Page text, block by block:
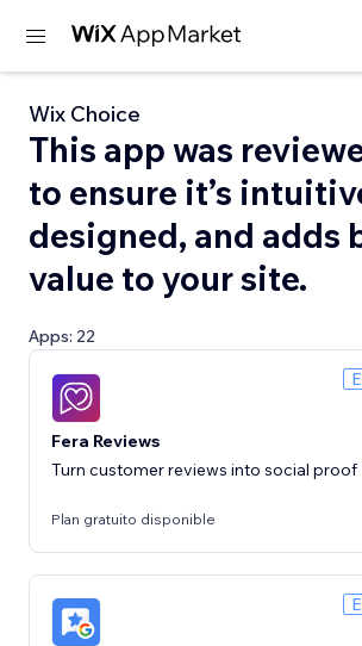
Wix Choice
This app was
to ensure it’s
designed, and adds
value to your site.
Apps: 22
Fera Reviews
Turn customer reviews into social proof
Plan gratuito disponible